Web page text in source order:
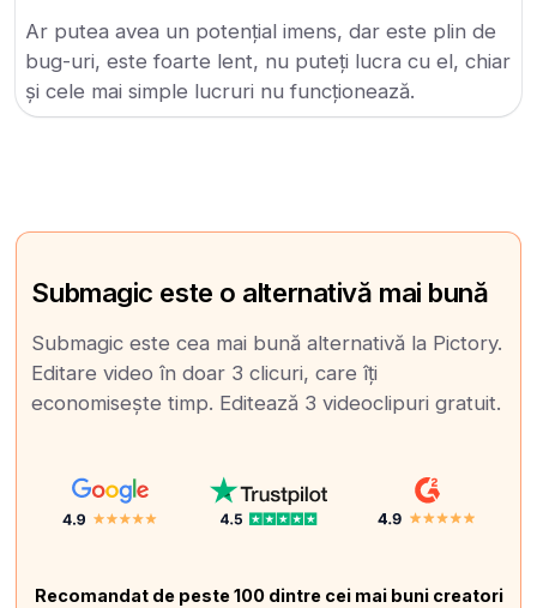
Ar putea avea un potențial imens, dar este plin de
bug-uri, este foarte lent, nu puteți lucra cu el, chiar
și cele mai simple lucruri nu funcționează.
Submagic este o alternativă mai bună
Submagic este cea mai bună alternativă la Pictory.
Editare video în doar 3 clicuri, care îți
economisește timp. Editează 3 videoclipuri gratuit.
Recomandat de peste 100 dintre cei mai buni creatori